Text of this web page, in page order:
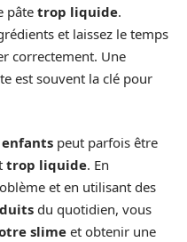
pâte trop liquide.
et laissez le temps
correctement. Une
est souvent la clé pour
enfants peut parfois être
trop liquide. En
et en utilisant des
du quotidien, vous
slime et obtenir une